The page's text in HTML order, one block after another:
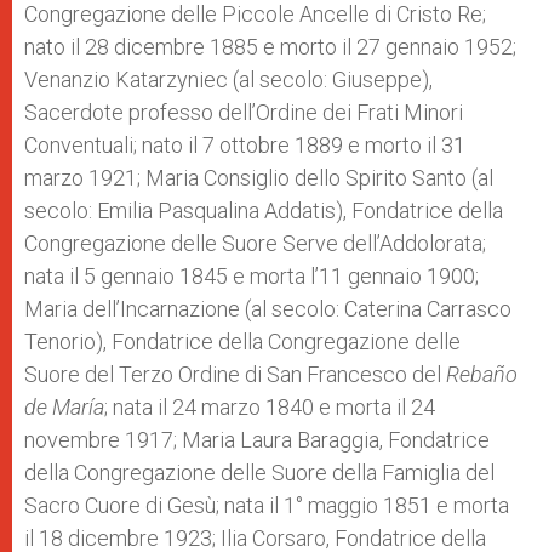
Congregazione delle Piccole Ancelle di Cristo Re;
nato il 28 dicembre 1885 e morto il 27 gennaio 1952;
Venanzio Katarzyniec (al secolo: Giuseppe),
Sacerdote professo dell’Ordine dei Frati Minori
Conventuali; nato il 7 ottobre 1889 e morto il 31
marzo 1921; Maria Consiglio dello Spirito Santo (al
secolo: Emilia Pasqualina Addatis), Fondatrice della
Congregazione delle Suore Serve dell’Addolorata;
nata il 5 gennaio 1845 e morta l’11 gennaio 1900;
Maria dell’Incarnazione (al secolo: Caterina Carrasco
Tenorio), Fondatrice della Congregazione delle
Suore del Terzo Ordine di San Francesco del Rebaño
de María; nata il 24 marzo 1840 e morta il 24
novembre 1917; Maria Laura Baraggia, Fondatrice
della Congregazione delle Suore della Famiglia del
Sacro Cuore di Gesù; nata il 1° maggio 1851 e morta
il 18 dicembre 1923; Ilia Corsaro, Fondatrice della